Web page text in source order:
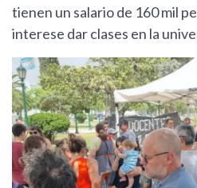
tienen un salario de 160 mil
interese dar clases en la